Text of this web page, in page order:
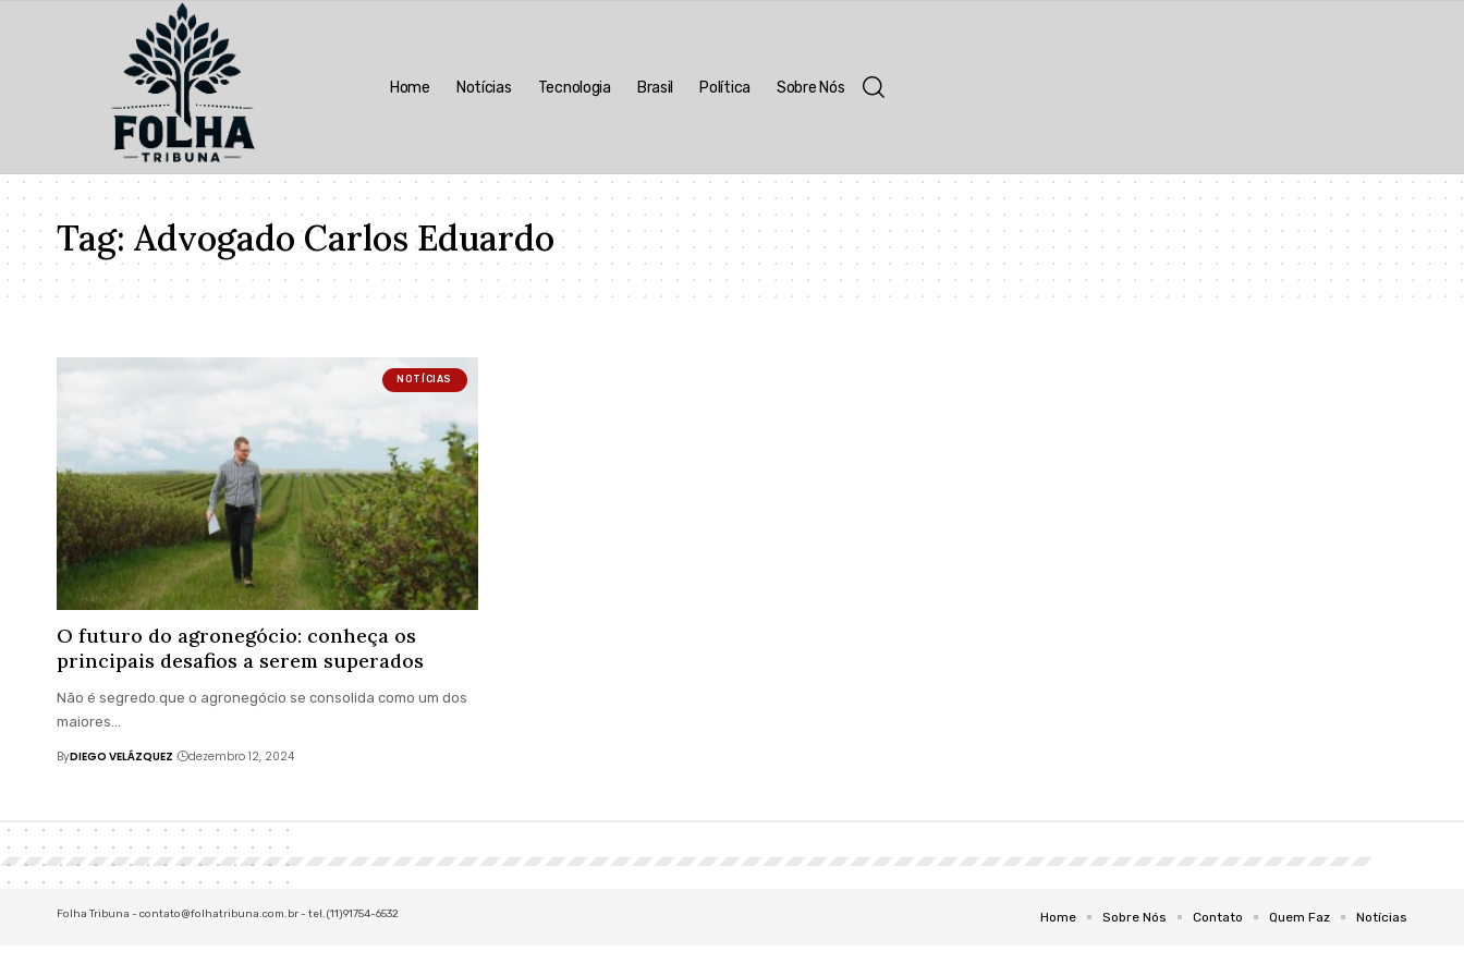
Home Notícias Tecnologia Brasil Política Sobre Nós
Tag: Advogado Carlos Eduardo
NOTÍCIAS
O futuro do agronegócio: conheça os
principais desafios a serem superados
Não é segredo que o agronegócio se consolida como um dos
maiores…
ByDIEGO VELÁZQUEZ dezembro 12, 2024
Folha Tribuna - contato@folhatribuna.com.br- tel.(11)91754-6532 Home Sobre Nós Contato Quem Faz Notícias